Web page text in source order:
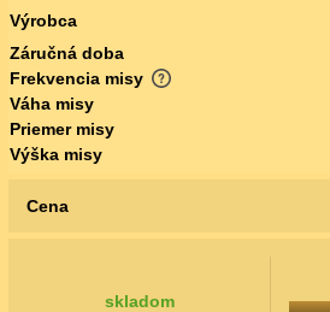
Výrobca
Záručná doba
Frekvencia misy
Váha misy
Priemer misy
Výška misy
Cena
skladom